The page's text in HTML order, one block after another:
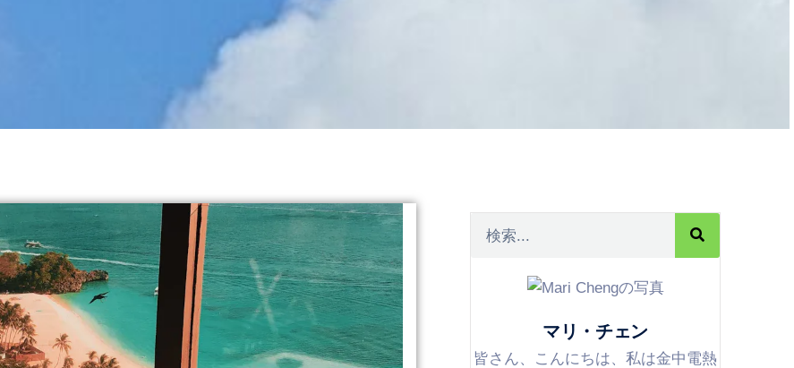
マリ・チェン
皆さん、こんにちは、私は金中電熱